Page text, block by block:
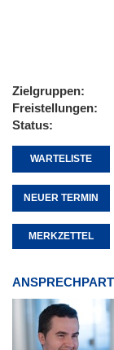
Zielgruppen
Freistellungen
Status
WARTELISTE
NEUER TERMIN
MERKZETTEL